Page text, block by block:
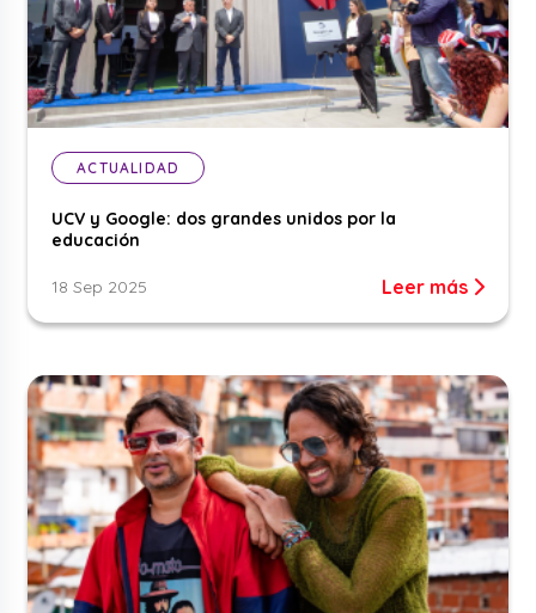
ACTUALIDAD
UCV y Google: dos grandes unidos por la
educación
18 Sep 2025 Leer más